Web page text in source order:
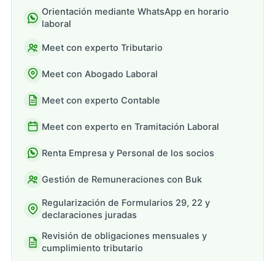
Orientación mediante WhatsApp en horario
laboral
Meet con experto Tributario
Meet con Abogado Laboral
Meet con experto Contable
Meet con experto en Tramitación Laboral
Renta Empresa y Personal de los socios
Gestión de Remuneraciones con Buk
Regularización de Formularios 29, 22 y
declaraciones juradas
Revisión de obligaciones mensuales y
cumplimiento tributario